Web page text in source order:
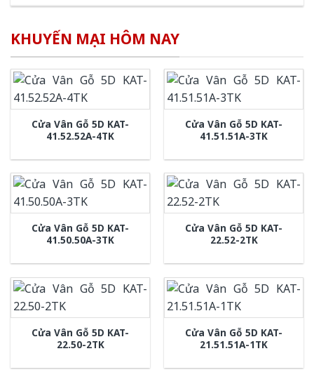
KHUYẾN MẠI HÔM NAY
Cửa Vân Gỗ 5D KAT-
41.52.52A-4TK
Cửa Vân Gỗ 5D KAT-
41.51.51A-3TK
Cửa Vân Gỗ 5D KAT-
41.50.50A-3TK
Cửa Vân Gỗ 5D KAT-
22.52-2TK
Cửa Vân Gỗ 5D KAT-
22.50-2TK
Cửa Vân Gỗ 5D KAT-
21.51.51A-1TK